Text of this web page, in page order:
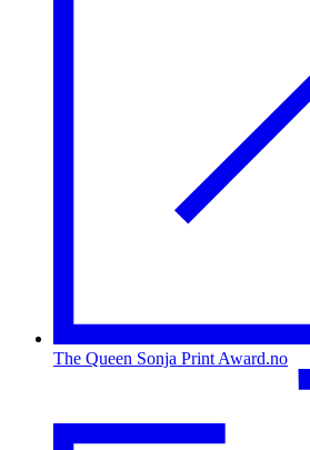
The Queen Sonja Print Award.no